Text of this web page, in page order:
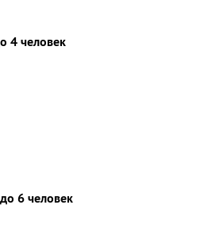
4 человек
6 человек